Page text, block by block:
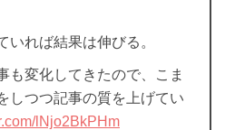
いれば結果は伸びる。
も変化してきたので、こま
しつつ記事の質を上げてい
lNjo2BkPHm